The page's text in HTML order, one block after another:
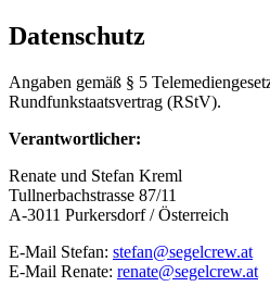
Datenschutz
Angaben gemäß § 5
Rundfunkstaatsvertrag (RStV).
Verantwortlicher:
Renate und Stefan Kreml
Tullnerbachstrasse 87/11
A-3011 Purkersdorf / Österreich
E-Mail Stefan: stefan@segelcrew.at
E-Mail Renate: renate@segelcrew.at